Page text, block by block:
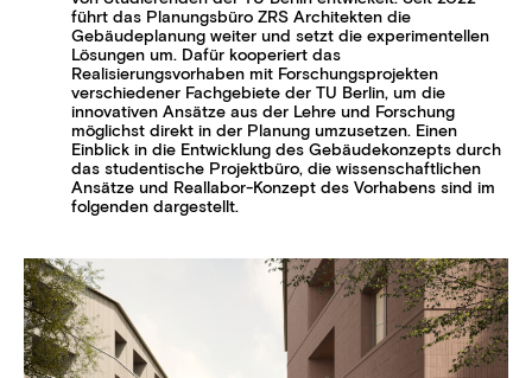
führt das Planungsbüro ZRS Architekten die
Gebäudeplanung weiter und setzt die experimentellen
Lösungen um. Dafür kooperiert das
Realisierungsvorhaben mit Forschungsprojekten
verschiedener Fachgebiete der TU Berlin, um die
innovativen Ansätze aus der Lehre und Forschung
möglichst direkt in der Planung umzusetzen. Einen
Einblick in die Entwicklung des Gebäudekonzepts durch
das studentische Projektbüro, die wissenschaftlichen
Ansätze und Reallabor-Konzept des Vorhabens sind im
folgenden dargestellt.